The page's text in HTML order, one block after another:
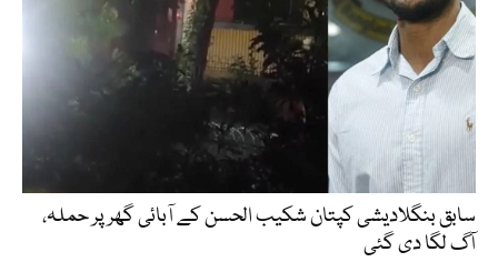
سابق بنگلادیشی کپتان شکیب الحسن کے آبائی گھر پر حملہ،
آگ لگا دی گئی